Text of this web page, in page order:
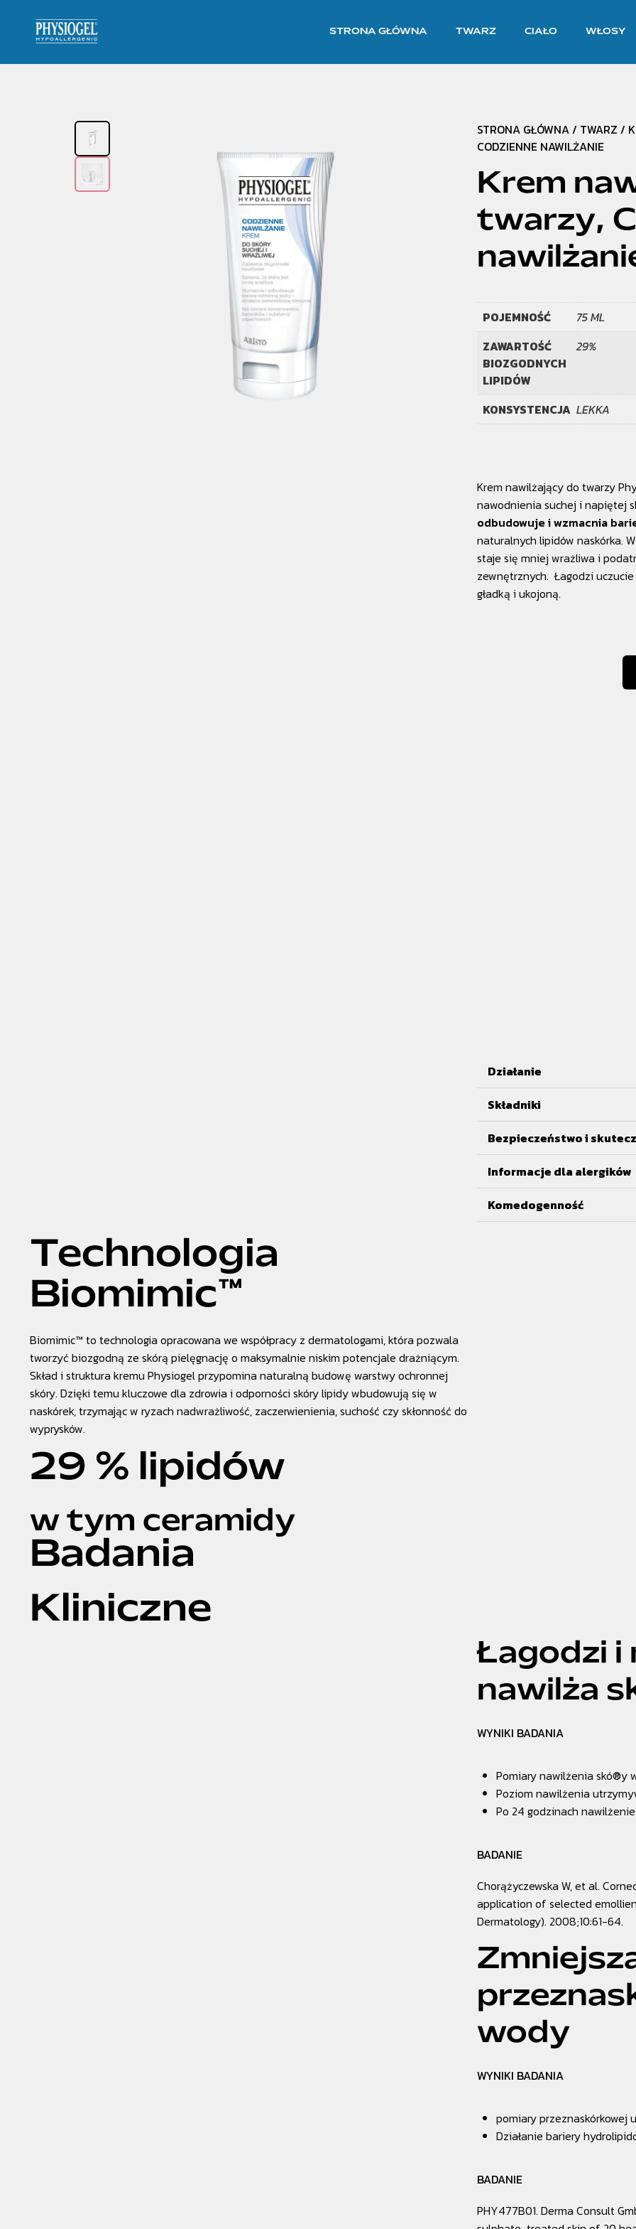
STRONA GŁÓWNA TWARZ CIAŁO WŁOSY
STRONA GŁÓWNA/ TWARZ /
CODZIENNE NAWILŻANIE
Krem
twarzy,
POJEMNOŚĆ
75 ML
ZAWARTOŚĆ
BIOZGODNYCH
LIPIDÓW
29%
KONSYSTENCJA LEKKA
Krem nawilżający do twarzy
nawodnienia suchej i napiętej
odbudowuje i wzmacnia
naturalnych lipidów naskórka.
staje się mniej wrażliwa i
zewnętrznych. Łagodzi
gładką i ukojoną.
Działanie
Składniki
Bezpieczeństwo i
Informacje dla alergików
Komedogenność
Technologia
Biomimic™
Biomimic™ to technologia opracowana we współpracy z dermatologami, która pozwala
tworzyć biozgodną ze skórą pielęgnację o maksymalnie niskim potencjale drażniącym.
Skład i struktura kremu Physiogel przypomina naturalną budowę warstwy ochronnej
skóry. Dzięki temu kluczowe dla zdrowia i odporności skóry lipidy wbudowują się w
naskórek, trzymając w ryzach nadwrażliwość, zaczerwienienia, suchość czy skłonność do
wyprysków.
29 % lipidów
w tym ceramidy
Badania
Kliniczne
Łagodzi i
nawilża
WYNIKI BADANIA
Pomiary nawilżenia skó®y
Poziom nawilżenia
Po 24 godzinach
BADANIE
Chorążyczewska W,et al.
application of selected
Dermatology). 2008;10:61-64.
wody
WYNIKI BADANIA
pomiary przeznaskórkowej
Działanie bariery
BADANIE
PHY477B01. Derma Consult